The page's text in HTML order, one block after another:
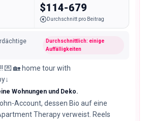
$114-679
Durchschnitt pro Beitrag
Durchschnittlich: einige
Auffälligkeiten
with
Wohnungen und Deko.
Account, dessen Bio auf eine
Therapy verweist. Reels